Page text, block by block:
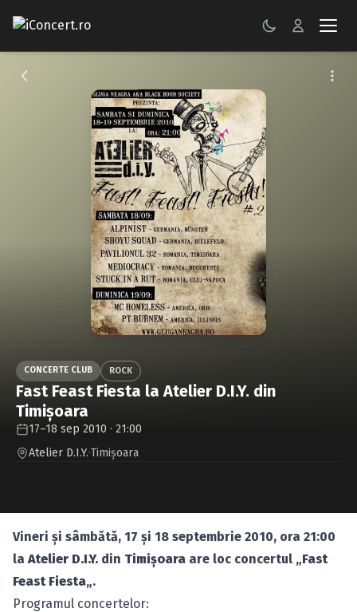
CONCERTE
Caută în site...
CONCERTE CLUB ROCK
Fast Feast Fiesta la Atelier D.I.Y. din
Timişoara
17–18 sep 2010 · 21:00
Atelier D.I.Y.·Timişoara
Vineri şi sâmbătă, 17 şi 18 septembrie 2010, ora 21:00
laAtelier D.I.Y. din Timişoara are loc concertul „Fast
Feast Fiesta„.
Programul concertelor: